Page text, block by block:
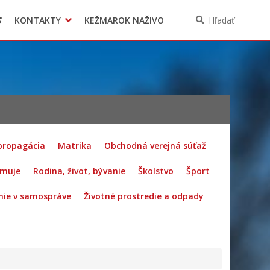
KONTAKTY KEŽMAROK NAŽIVO Hľadať
Matrika Obchodná verejná súťaž
Rodina, život, bývanie Školstvo Šport
v samospráve Životné prostredie a odpady